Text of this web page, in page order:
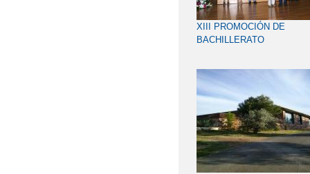
XIII PROMOCIÓN DE
BACHILLERATO